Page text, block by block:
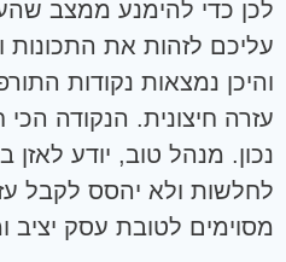
לכן כדי להימנע ממצב
עליכם לזהות את התכונות
והיכן נמצאות נקודות
עזרה חיצונית. הנקודה
נכון. מנהל טוב, יודע לאזן
לחלשות ולא יהסס לקבל
מסוימים לטובת עסק יציב